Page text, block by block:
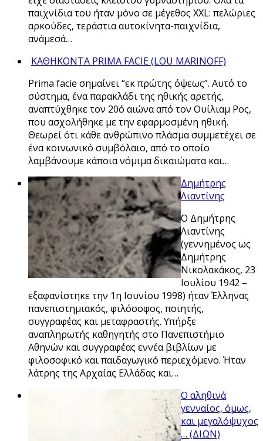
παιχνίδια του ήταν μόνο σε μέγεθος XXL: πελώριες
αρκούδες, τεράστια αυτοκίνητα-παιχνίδια,
ανάμεσά…
ΚΑΘΗΚΟΝΤΑ PRIMA FACIE (LOU MARINOFF)
Prima facie σημαίνει “εκ πρώτης όψεως”. Αυτό το
σύστημα, ένα παρακλάδι της ηθικής αρετής,
αναπτύχθηκε τον 20ό αιώνα από τον Ουίλιαμ Ρος,
που ασχολήθηκε με την εφαρμοσμένη ηθική.
Θεωρεί ότι κάθε ανθρώπινο πλάσμα συμμετέχει σε
ένα κοινωνικό συμβόλαιο, από το οποίο
λαμβάνουμε κάποια νόμιμα δικαιώματα και…
Δημήτρης
Λιαντίνης
Ο Δημήτρης
Λιαντίνης
(γεννημένος ως
Δημήτρης
Νικολακάκος, 23
Ιουλίου 1942 –
εξαφανίστηκε την 1η Ιουνίου 1998) ήταν Έλληνας
πανεπιστημιακός, φιλόσοφος, ποιητής,
συγγραφέας και μεταφραστής. Υπήρξε
αναπληρωτής καθηγητής στο Πανεπιστήμιο
Αθηνών και συγγραφέας εννέα βιβλίων με
φιλοσοφικό και παιδαγωγικό περιεχόμενο. Ήταν
λάτρης της Αρχαίας Ελλάδας και…
Ο αληθινά
γενναίος, όμως,
και μεγαλόψυχος
… (ΔΙΩΝ)